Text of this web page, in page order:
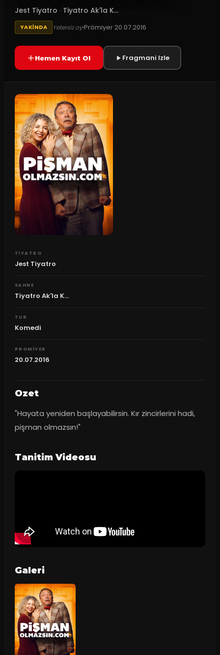
Jest Tiyatro · Tiyatro Ak'la K...
YAKINDA Yetersiz oyPrömiyer 20.07.2016
Hemen Kayıt Ol Fragmani Izle
TIYATRO
Jest Tiyatro
SAHNE
Tiyatro Ak'la K...
TUR
Komedi
PROMIYER
20.07.2016
Ozet
"Hayata yeniden başlayabilirsin. Kır zincirlerini hadi,
pişman olmazsın!"
Tanitim Videosu
Galeri